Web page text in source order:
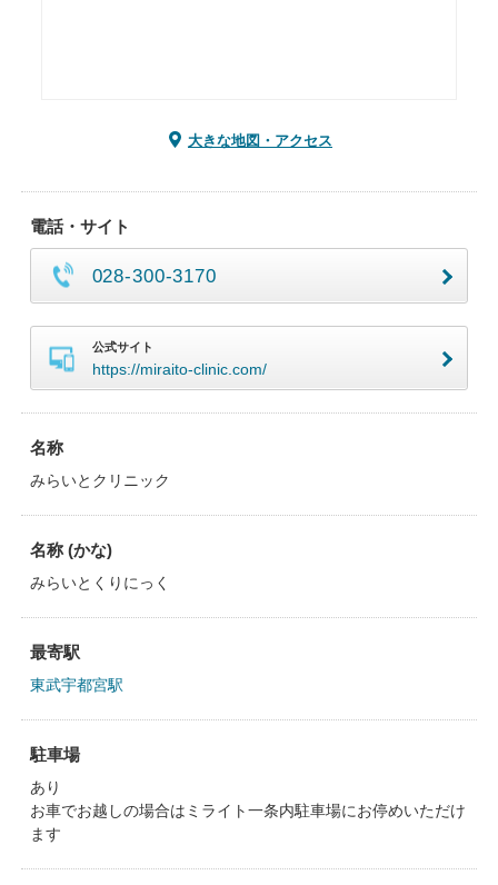
大きな地図・アクセス
電話・サイト
028-300-3170
公式サイト
https://miraito-clinic.com/
名称
みらいとクリニック
名称 (かな)
みらいとくりにっく
最寄駅
東武宇都宮駅
駐車場
あり
お車でお越しの場合はミライト一条内駐車場にお停めいただけ
ます